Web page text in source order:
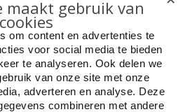
dubbel 4+6 pers * laatste
maakt gebruik van
cookies
om content en advertenties te
voor social media te bieden
te analyseren. Ook delen we
van onze site met onze
adverteren en analyse. Deze
combineren met andere